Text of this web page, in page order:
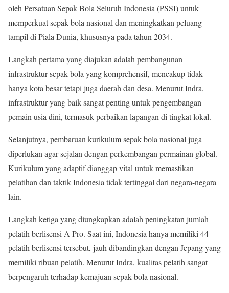
oleh Persatuan Sepak Bola Seluruh Indonesia (PSSI) untuk
memperkuat sepak bola nasional dan meningkatkan peluang
tampil di Piala Dunia, khususnya pada tahun 2034.
Langkah pertama yang diajukan adalah pembangunan
infrastruktur sepak bola yang komprehensif, mencakup tidak
hanya kota besar tetapi juga daerah dan desa. Menurut Indra,
infrastruktur yang baik sangat penting untuk pengembangan
pemain usia dini, termasuk perbaikan lapangan di tingkat lokal.
Selanjutnya, pembaruan kurikulum sepak bola nasional juga
diperlukan agar sejalan dengan perkembangan permainan global.
Kurikulum yang adaptif dianggap vital untuk memastikan
pelatihan dan taktik Indonesia tidak tertinggal dari negara-negara
lain.
Langkah ketiga yang diungkapkan adalah peningkatan jumlah
pelatih berlisensi A Pro. Saat ini, Indonesia hanya memiliki 44
pelatih berlisensi tersebut, jauh dibandingkan dengan Jepang yang
memiliki ribuan pelatih. Menurut Indra, kualitas pelatih sangat
berpengaruh terhadap kemajuan sepak bola nasional.